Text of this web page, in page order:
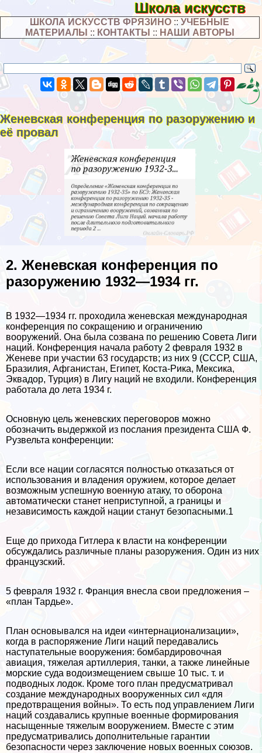
Школа искусств
ШКОЛА ИСКУССТВ ФРЯЗИНО ::УЧЕБНЫЕ
МАТЕРИАЛЫ :: КОНТАКТЫ :: НАШИ АВТОРЫ
Женевская конференция по разоружению и
её провал
2. Женевская конференция по
разоружению 1932—1934 гг.
В 1932—1934 гг. проходила женевская международная
конференция по сокращению и ограничению
вооружений. Она была созвана по решению Совета Лиги
наций. Конференция начала работу 2 февраля 1932 в
Женеве при участии 63 государств; из них 9 (СССР, США,
Бразилия, Афганистан, Египет, Коста-Рика, Мексика,
Эквадор, Турция) в Лигу наций не входили. Конференция
работала до лета 1934 г.
Основную цель женевских переговоров можно
обозначить выдержкой из послания президента США Ф.
Рузвельта конференции:
Если все нации согласятся полностью отказаться от
использования и владения оружием, которое делает
возможным успешную военную атаку, то оборона
автоматически станет неприступной, а границы и
независимость каждой нации станут безопасными.1
Еще до прихода Гитлера к власти на конференции
обсуждались различные планы разоружения. Один из них
французский.
5 февраля 1932 г. Франция внесла свои предложения –
«план Тардье».
План основывался на идеи «интернационализации»,
когда в распоряжение Лиги наций передавались
наступательные вооружения: бомбардировочная
авиация, тяжелая артиллерия, танки, а также линейные
морские суда водоизмещением свыше 10 тыс. т. и
подводных лодок. Кроме того план предусматривал
создание международных вооруженных сил «для
предотвращения войны». То есть под управлением Лиги
наций создавались крупные военные формирования
насыщенные тяжелым вооружением. Вместе с этим
предусматривались дополнительные гарантии
безопасности через заключение новых военных союзов.